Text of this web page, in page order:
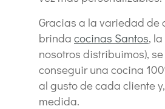
Gracias a la variedad de
brinda cocinas Santos,
nosotros distribuimos),
conseguir una cocina
al gusto de cada cliente
medida.